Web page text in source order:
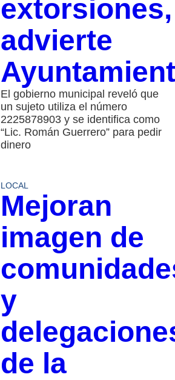
extorsiones,
advierte
El gobierno municipal reveló que
un sujeto utiliza el número
2225878903 y se identifica como
“Lic. Román Guerrero” para pedir
dinero
LOCAL
Mejoran
imagen de
y
de la